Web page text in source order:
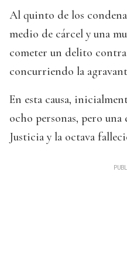
Al quinto de los
medio de cárcel y una
cometer un delito
concurriendo la
En esta causa,
ocho personas, pero una
Justicia y la octava